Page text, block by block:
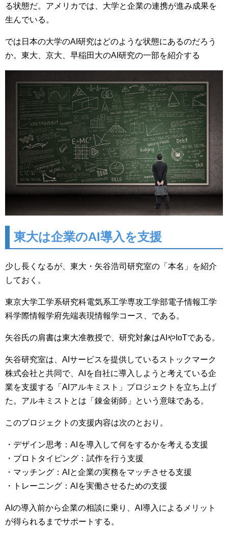
る状態だ。アメリカでは、大学と企業の連携が進み成果を
生んでいる。
では日本の大学のAI研究はどのような状態にあるのだろう
か。東大、京大、早稲田大のAI研究の一部を紹介する
東大は企業のAI導入を支援
少し長くなるが、東大・矢谷浩司研究室の「本名」を紹介
しておく。
東京大学工学系研究科電気系工学専攻工学部電子情報工学
科学際情報学府先端表現情報学コース、である。
矢谷氏の肩書は東大准教授で、研究対象はAIやIoTである。
矢谷研究室は、AIサービスを提供しているストックマーク
株式会社と共同で、AIを自社に導入しようと考えている企
業を支援する「AIアルキミスト」プロジェクトを立ち上げ
た。アルキミストとは「錬金術師」という意味である。
このプロジェクトの支援内容は次のとおり。
・デザイン思考：AIを導入して何をするかを考える支援
・プロトタイピング：試作を行う支援
・マッチング：AIと企業の実務をマッチさせる支援
・トレーニング：AIを実働させるための支援
AIの導入前から企業の相談に乗り、AI導入によるメリット
が得られるまでサポートする。